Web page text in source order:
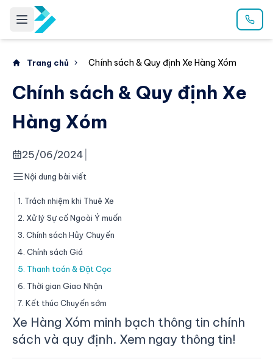
Trang chủ Chính sách & Quy định Xe Hàng Xóm
Chính sách & Quy định Xe
Hàng Xóm
25/06/2024
Nội dung bài viết
1. Trách nhiệm khi Thuê Xe
2. Xử lý Sự cố Ngoài Ý muốn
3. Chính sách Hủy Chuyến
4. Chính sách Giá
5. Thanh toán & Đặt Cọc
6. Thời gian Giao Nhận
7. Kết thúc Chuyến sớm
Xe Hàng Xóm minh bạch thông tin chính
sách và quy định. Xem ngay thông tin!